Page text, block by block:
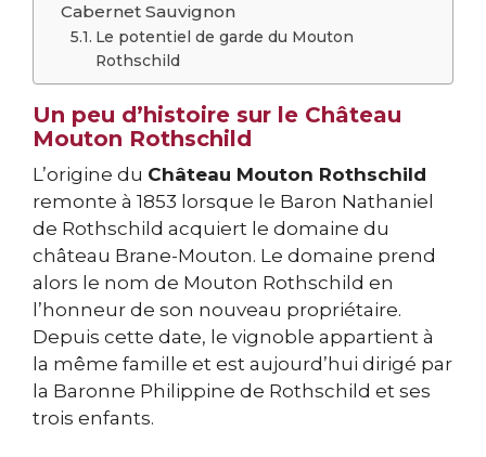
Cabernet Sauvignon
Le potentiel de garde du Mouton
Rothschild
Un peu d’histoire sur le Château
Mouton Rothschild
L’origine du Château Mouton Rothschild
remonte à 1853 lorsque le Baron Nathaniel
de Rothschild acquiert le domaine du
château Brane-Mouton. Le domaine prend
alors le nom de Mouton Rothschild en
l’honneur de son nouveau propriétaire.
Depuis cette date, le vignoble appartient à
la même famille et est aujourd’hui dirigé par
la Baronne Philippine de Rothschild et ses
trois enfants.